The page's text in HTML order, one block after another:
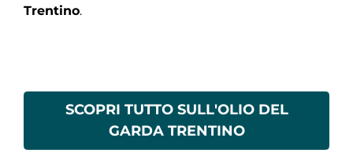
Trentino.
SCOPRI TUTTO SULL'OLIO DEL
GARDA TRENTINO